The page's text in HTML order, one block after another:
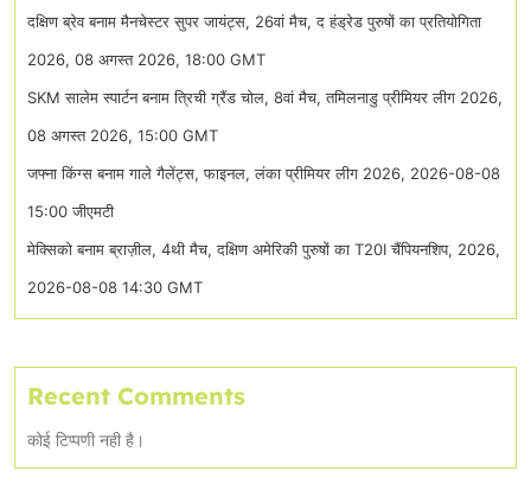
दक्षिण ब्रेव बनाम मैनचेस्टर सुपर जायंट्स, 26वां मैच, द हंड्रेड पुरुषों का प्रतियोगिता
2026, 08 अगस्त 2026, 18:00 GMT
SKM सालेम स्पार्टन बनाम त्रिची ग्रैंड चोल, 8वां मैच, तमिलनाडु प्रीमियर लीग 2026,
08 अगस्त 2026, 15:00 GMT
जफ्ना किंग्स बनाम गाले गैलेंट्स, फाइनल, लंका प्रीमियर लीग 2026, 2026-08-08
15:00 जीएमटी
मेक्सिको बनाम ब्राज़ील, 4थी मैच, दक्षिण अमेरिकी पुरुषों का T20I चैंपियनशिप, 2026,
2026-08-08 14:30 GMT
Recent Comments
कोई टिप्पणी नही है।